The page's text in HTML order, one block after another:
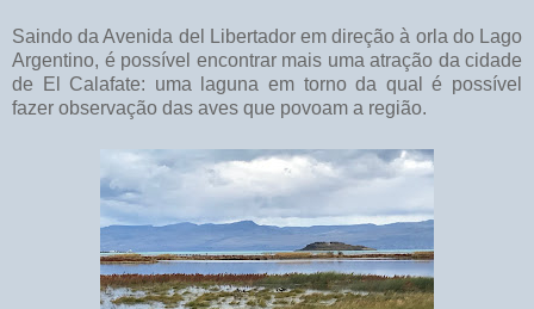
Saindo da Avenida del Libertador em direção à orla do Lago
Argentino, é possível encontrar mais uma atração da cidade
de El Calafate: uma laguna em torno da qual é possível
fazer observação das aves que povoam a região.